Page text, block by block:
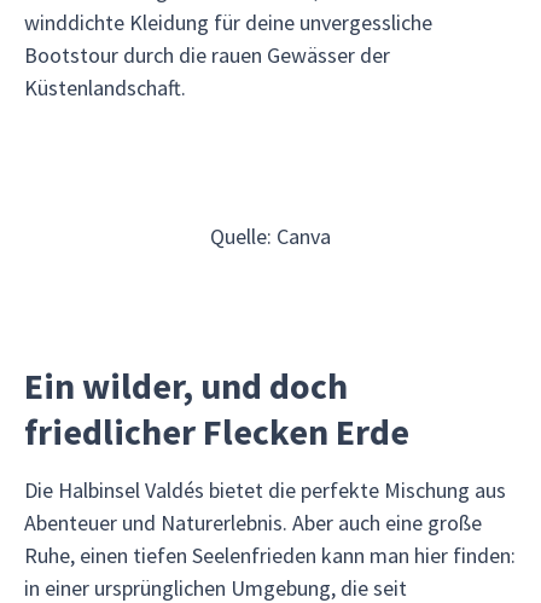
winddichte Kleidung für deine unvergessliche
Bootstour durch die rauen Gewässer der
Küstenlandschaft.
Quelle: Canva
Ein wilder, und doch
friedlicher Flecken Erde
Die Halbinsel Valdés bietet die perfekte Mischung aus
Abenteuer und Naturerlebnis. Aber auch eine große
Ruhe, einen tiefen Seelenfrieden kann man hier finden:
in einer ursprünglichen Umgebung, die seit